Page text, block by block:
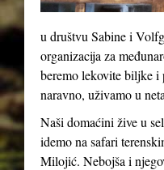
u društvu Sabine i
organizacija za
beremo lekovite biljke i
naravno, uživamo u
Naši domaćini žive u
idemo na safari
Milojić. Nebojša i